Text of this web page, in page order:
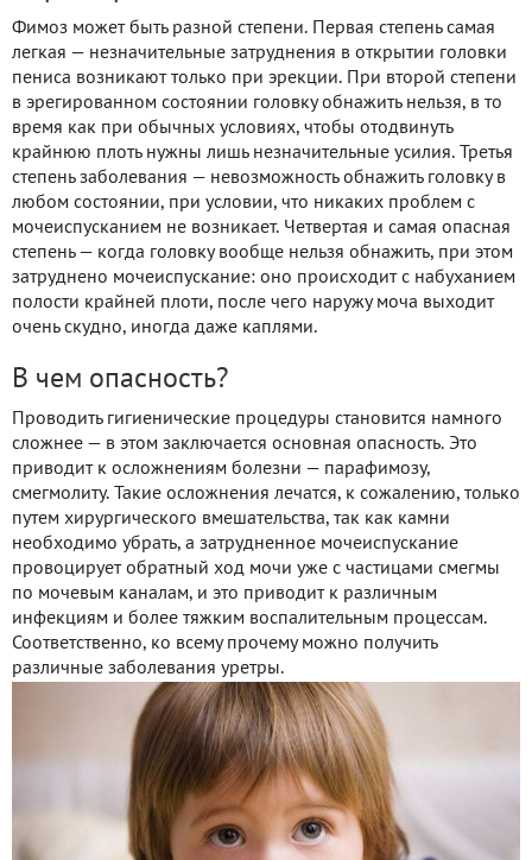
Фимоз может быть разной степени. Первая степень самая
легкая — незначительные затруднения в открытии головки
пениса возникают только при эрекции. При второй степени
в эрегированном состоянии головку обнажить нельзя, в то
время как при обычных условиях, чтобы отодвинуть
крайнюю плоть нужны лишь незначительные усилия. Третья
степень заболевания — невозможность обнажить головку в
любом состоянии, при условии, что никаких проблем с
мочеиспусканием не возникает. Четвертая и самая опасная
степень — когда головку вообще нельзя обнажить, при этом
затруднено мочеиспускание: оно происходит с набуханием
полости крайней плоти, после чего наружу моча выходит
очень скудно, иногда даже каплями.
В чем опасность?
Проводить гигиенические процедуры становится намного
сложнее — в этом заключается основная опасность. Это
приводит к осложнениям болезни — парафимозу,
смегмолиту. Такие осложнения лечатся, к сожалению, только
путем хирургического вмешательства, так как камни
необходимо убрать, а затрудненное мочеиспускание
провоцирует обратный ход мочи уже с частицами смегмы
по мочевым каналам, и это приводит к различным
инфекциям и более тяжким воспалительным процессам.
Соответственно, ко всему прочему можно получить
различные заболевания уретры.